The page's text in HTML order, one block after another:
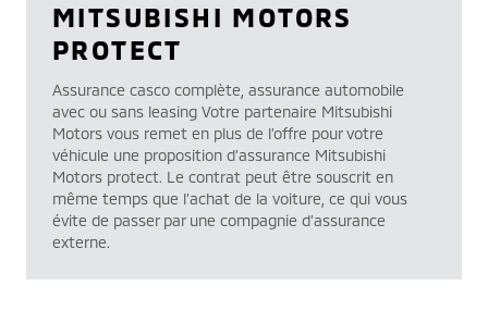
MITSUBISHI MOTORS
PROTECT
Assurance casco complète, assurance automobile
avec ou sans leasing Votre partenaire Mitsubishi
Motors vous remet en plus de l’offre pour votre
véhicule une proposition d’assurance Mitsubishi
Motors protect. Le contrat peut être souscrit en
même temps que l’achat de la voiture, ce qui vous
évite de passer par une compagnie d’assurance
externe.